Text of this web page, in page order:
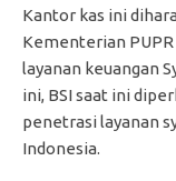
Kantor kas ini
Kementerian
layanan keuangan
ini, BSI saat ini
penetrasi layanan
Indonesia.